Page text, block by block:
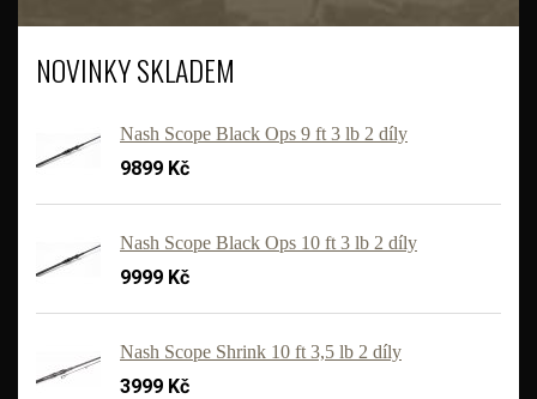
NOVINKY SKLADEM
Nash Scope Black Ops 9 ft 3 lb 2 díly
9899 Kč
Nash Scope Black Ops 10 ft 3 lb 2 díly
9999 Kč
Nash Scope Shrink 10 ft 3,5 lb 2 díly
3999 Kč